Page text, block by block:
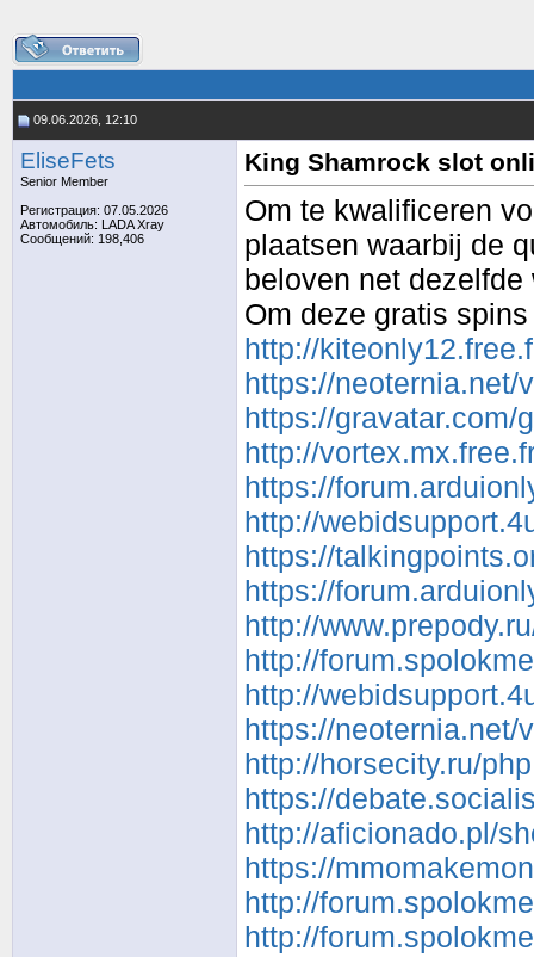
09.06.2026, 12:10
EliseFets
Senior Member
Регистрация: 07.05.2026
Автомобиль: LADA Xray
Сообщений: 198,406
King Shamrock slot
Om te kwalificeren
plaatsen waarbij de
beloven net
Om deze gratis
http://
https://neoternia.net/
https://gravatar.com/
http://
https://
http://
https://
https://
http://
http://
http://
https://neoternia.net/
http://horsecity.ru/
https://
http://aficionado.pl/
https://
http://
http://